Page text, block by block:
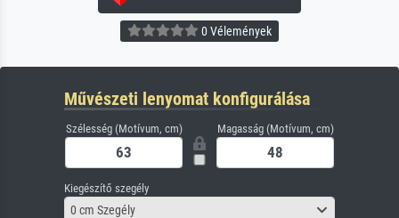
0 Vélemények
Művészeti lenyomat konfigurálása
Szélesség (Motívum, cm) Magasság (Motívum, cm)
Kiegészítő szegély
0 cm Szegély